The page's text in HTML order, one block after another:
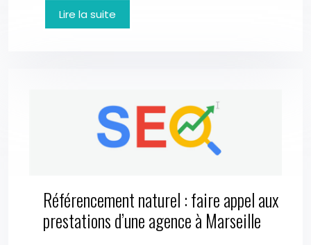
Lire la suite
Référencement naturel : faire appel aux
prestations d’une agence à Marseille